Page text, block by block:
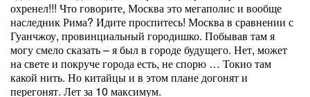
охренел!!! Что говорите, Москва это мегаполис и вообще
наследник Рима? Идите проспитесь! Москва в сравнении с
Гуанчжоу, провинциальный городишко. Побывав там я
могу смело сказать – я был в городе будущего. Нет, может
на свете и покруче города есть, не спорю … Токио там
какой нить. Но китайцы и в этом плане догонят и
перегонят. Лет за 10 максимум.